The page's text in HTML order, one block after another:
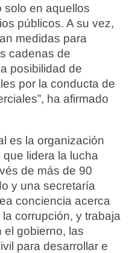
solo en aquellos
públicos. A su vez,
medidas para
cadenas de
posibilidad de
por la conducta de
ha afirmado
es la organización
lidera la lucha
de más de 90
y una secretaría
conciencia acerca
corrupción, y trabaja
el gobierno, las
para desarrollar e